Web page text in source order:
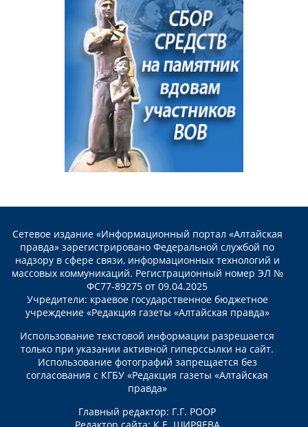
Сетевое издание «Информационный портал «Алтайская
правда» зарегистрировано Федеральной службой по
надзору в сфере связи, информационных технологий и
массовых коммуникаций. Регистрационный номер ЭЛ №
ФС77-89275 от 09.04.2025
Учредители: краевое государственное бюджетное
учреждение «Редакция газеты «Алтайская правда»
Использование текстовой информации разрешается
только при указании активной гиперссылки на сайт.
Использование фотографий запрещается без
согласования с КГБУ «Редакция газеты «Алтайская
правда»
Главный редактор: Г.Г. РООР